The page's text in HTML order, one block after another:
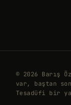
© 2026 Barış
var, baştan
Tesadüfi bir